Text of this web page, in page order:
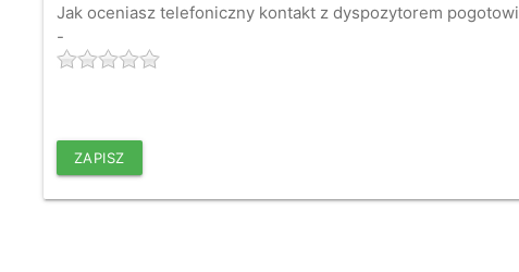
Jak oceniasz telefoniczny kontakt z dyspozytorem
-
ZAPISZ